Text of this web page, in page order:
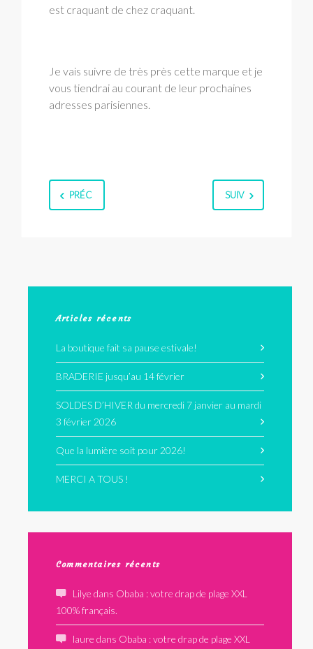
est craquant de chez craquant.
Je vais suivre de très près cette marque et je
vous tiendrai au courant de leur prochaines
adresses parisiennes.
PRÉC SUIV
Articles récents
La boutique fait sa pause estivale!
BRADERIE jusqu’au 14 février
SOLDES D’HIVER du mercredi 7 janvier au mardi
3 février 2026
Que la lumière soit pour 2026!
MERCI A TOUS !
Commentaires récents
Lilye dans Obaba : votre drap de plage XXL
100% français.
laure dans Obaba : votre drap de plage XXL